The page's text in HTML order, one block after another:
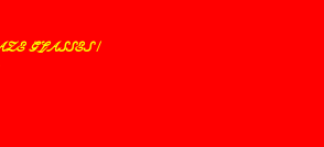
GLASSES /